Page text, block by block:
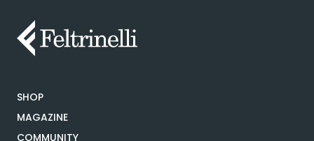
SHOP
MAGAZINE
COMMUNITY